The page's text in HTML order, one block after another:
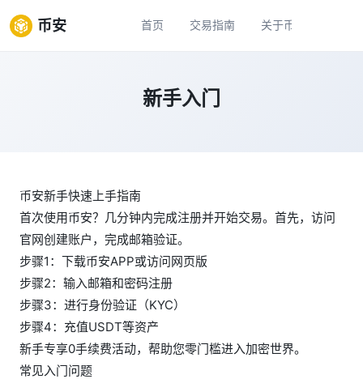
币安 首页 交易指南 关于币安
新手入门
币安新手快速上手指南
首次使用币安？几分钟内完成注册并开始交易。首先，访问
官网创建账户，完成邮箱验证。
步骤1：下载币安APP或访问网页版
步骤2：输入邮箱和密码注册
步骤3：进行身份验证（KYC）
步骤4：充值USDT等资产
新手专享0手续费活动，帮助您零门槛进入加密世界。
常见入门问题